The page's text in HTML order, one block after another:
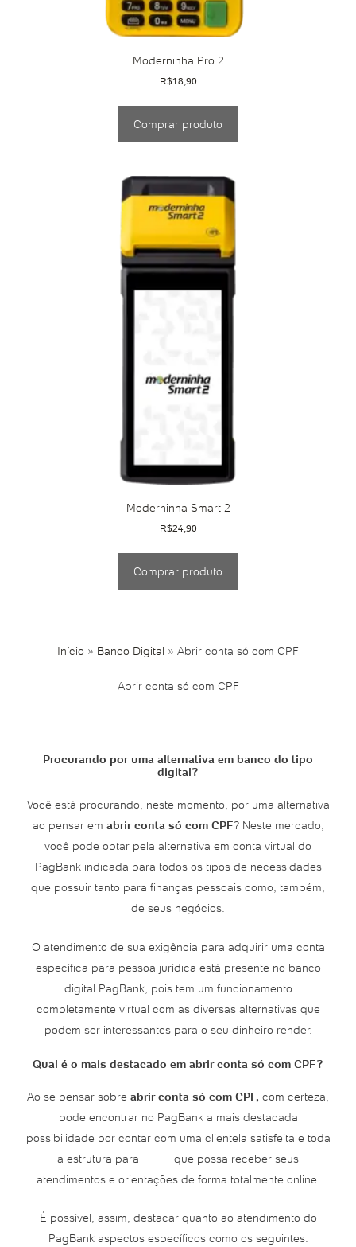
Moderninha Pro 2
R$18,90
Comprar produto
Moderninha Smart 2
R$24,90
Comprar produto
Início » Banco Digital » Abrir conta só com CPF
Abrir conta só com CPF
Procurando por uma alternativa em banco do tipo
digital?
Você está procurando, neste momento, por uma alternativa
ao pensar em abrir conta só com CPF? Neste mercado,
você pode optar pela alternativa em conta virtual do
PagBank indicada para todos os tipos de necessidades
que possuir tanto para finanças pessoais como, também,
de seus negócios.
O atendimento de sua exigência para adquirir uma conta
específica para pessoa jurídica está presente no banco
digital PagBank, pois tem um funcionamento
completamente virtual com as diversas alternativas que
podem ser interessantes para o seu dinheiro render.
Qual é o mais destacado em abrir conta só com CPF?
Ao se pensar sobre abrir conta só com CPF, com certeza,
pode encontrar no PagBank a mais destacada
possibilidade por contar com uma clientela satisfeita e toda
a estrutura para que possa receber seus
atendimentos e orientações de forma totalmente online.
É possível, assim, destacar quanto ao atendimento do
PagBank aspectos específicos como os seguintes: